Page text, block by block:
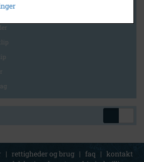
| rettigheder og brug | faq | kontakt